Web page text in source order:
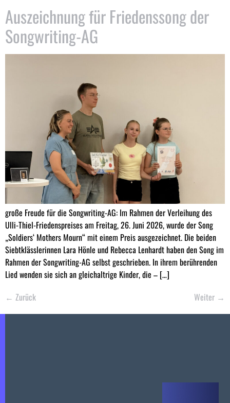
Auszeichnung für Friedenssong der
Songwriting-AG
große Freude für die Songwriting-AG: Im Rahmen der Verleihung des
Ulli-Thiel-Friedenspreises am Freitag, 26. Juni 2026, wurde der Song
„Soldiers‘ Mothers Mourn“ mit einem Preis ausgezeichnet. Die beiden
Siebtklässlerinnen Lara Hönle und Rebecca Lenhardt haben den Song im
Rahmen der Songwriting-AG selbst geschrieben. In ihrem berührenden
Lied wenden sie sich an gleichaltrige Kinder, die – […]
← Zurück Weiter →